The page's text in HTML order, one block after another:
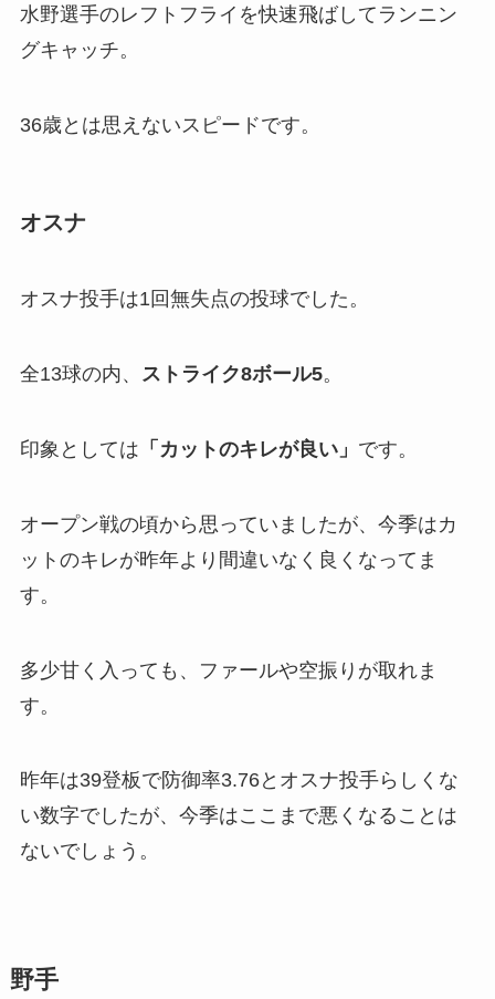
水野選手のレフトフライを快速飛ばしてランニン
グキャッチ。
36歳とは思えないスピードです。
オスナ
オスナ投手は1回無失点の投球でした。
全13球の内、 ストライク8ボール5。
印象としては 「 カットのキレが良い」 です。
オープン戦の頃から思っていましたが、今季はカ
ットのキレが昨年より間違いなく良くなってま
す。
多少甘く入っても、ファールや空振りが取れま
す。
昨年は39登板で防御率3.76とオスナ投手らしくな
い数字でしたが、今季はここまで悪くなることは
ないでしょう。
野手